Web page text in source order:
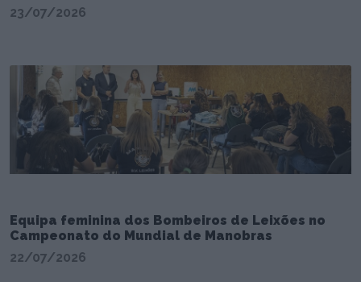
23/07/2026
Equipa feminina dos Bombeiros de Leixões no
Campeonato do Mundial de Manobras
22/07/2026